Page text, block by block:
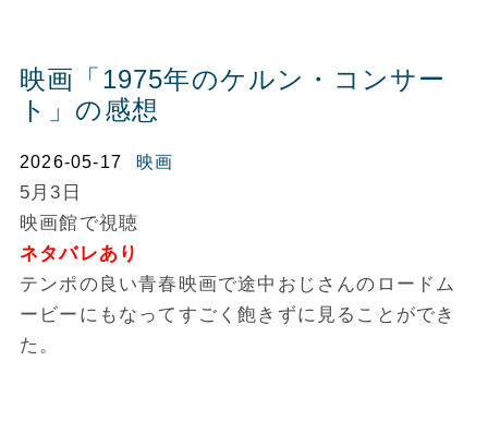
映画「1975年のケルン・コンサー
ト」の感想
2026-05-17 映画
5月3日
映画館で視聴
ネタバレあり
テンポの良い青春映画で途中おじさんのロードム
ービーにもなってすごく飽きずに見ることができ
た。